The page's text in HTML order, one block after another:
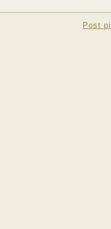
Post